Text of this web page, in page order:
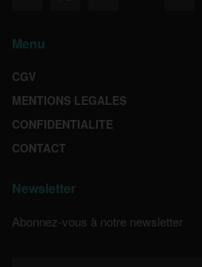
Menu
CGV
MENTIONS LEGALES
CONFIDENTIALITE
CONTACT
Newsletter
Abonnez-vous à notre newsletter